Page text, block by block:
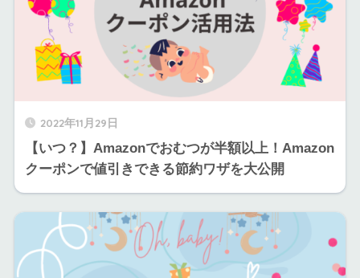
2022年11月29日
【いつ？】Amazonでおむつが半額以上！Amazon
クーポンで値引きできる節約ワザを大公開